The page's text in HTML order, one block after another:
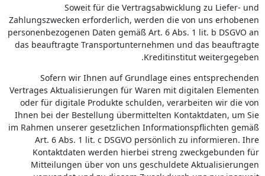
Soweit für die Vertragsabwicklung zu Liefer- und
Zahlungszwecken erforderlich, werden die von uns erhobenen
personenbezogenen Daten gemäß Art. 6 Abs. 1 lit. b DSGVO an
das beauftragte Transportunternehmen und das beauftragte
Kreditinstitut weitergegeben.
Sofern wir Ihnen auf Grundlage eines entsprechenden
Vertrages Aktualisierungen für Waren mit digitalen Elementen
oder für digitale Produkte schulden, verarbeiten wir die von
Ihnen bei der Bestellung übermittelten Kontaktdaten, um Sie
im Rahmen unserer gesetzlichen Informationspflichten gemäß
Art. 6 Abs. 1 lit. c DSGVO persönlich zu informieren. Ihre
Kontaktdaten werden hierbei streng zweckgebunden für
Mitteilungen über von uns geschuldete Aktualisierungen